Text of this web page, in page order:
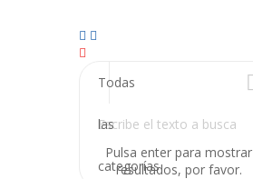
Todas
las
categorías
Pulsa enter para mostrar
resultados, por favor.